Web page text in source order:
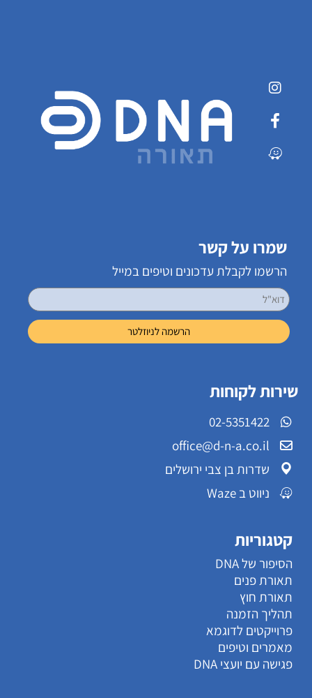
שמרו על קשר
הרשמו לקבלת עדכונים וטיפים במייל
שירות לקוחות
02-5351422
office@d-n-a.co.il
שדרות בן צבי ירושלים
ניווט ב Waze
קטגוריות
הסיפור של DNA
תאורת פנים
תאורת חוץ
תהליך הזמנה
פרוייקטים לדוגמא
מאמרים וטיפים
פגישה עם יועצי DNA